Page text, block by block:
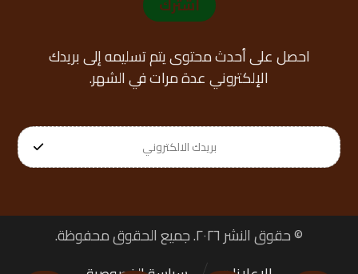
اشترك
احصل على أحدث محتوى يتم تسليمه إلى بريدك
الإلكتروني عدة مرات في الشهر.
© حقوق النشر ٢٠٢٦. جميع الحقوق محفوظة.